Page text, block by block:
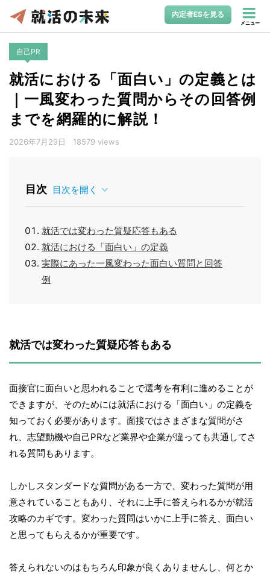
内定者ESを見る
メニュー
自己PR
就活における「面白い」の定義とは
｜一風変わった質問からその回答例
までを網羅的に解説！
2026年7月29日 18579 views
目次 目次を開く
就活では変わった質疑応答もある
就活における「面白い」の定義
実際にあった一風変わった面白い質問と回答
例
就活では変わった質疑応答もある
面接官に面白いと思われることで選考を有利に進めることが
できますが、そのためには就活における「面白い」の定義を
知っておく必要があります。面接ではさまざまな質問がさ
れ、志望動機や自己PRなど業界や企業が違っても共通してさ
れる質問もあります。
しかしスタンダードな質問がある一方で、変わった質問が用
意されていることもあり、それに上手に答えられるかが就活
攻略のカギです。変わった質問はいかに上手に答え、面白い
と思ってもらえるかが重要です。
答えられないのはもちろん印象が良くありませんし、何とか